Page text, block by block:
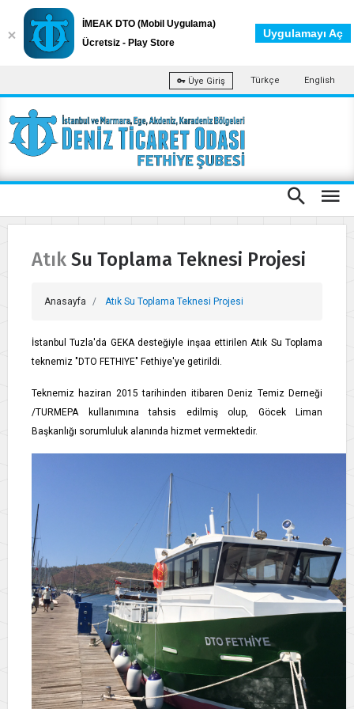
Üye Giriş Türkçe English
Atık Su Toplama Teknesi Projesi
Anasayfa Atık Su Toplama Teknesi Projesi
İstanbul Tuzla'da GEKA desteğiyle inşaa ettirilen Atık Su Toplama
teknemiz "DTO FETHIYE" Fethiye'ye getirildi.
Teknemiz haziran 2015 tarihinden itibaren Deniz Temiz Derneği
/TURMEPA kullanımına tahsis edilmiş olup, Göcek Liman
Başkanlığı sorumluluk alanında hizmet vermektedir.
İMEAK DTO (Mobil Uygulama)
Ücretsiz - Play Store
Uygulamayı Aç